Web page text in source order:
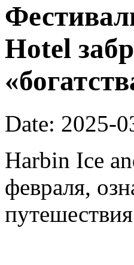
Hotel
Date: 2025-
Harbin Ice
февраля,